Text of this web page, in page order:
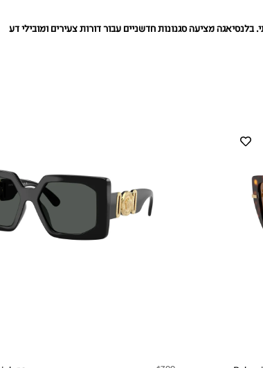
מציעה סגנונות חדשניים עבור דורות צעירים ומובילי דע